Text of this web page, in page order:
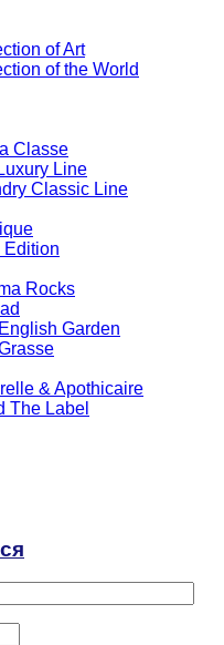
of Art
of the World
Classe
Line
Classic Line
Edition
Rocks
Garden
& Apothicaire
The Label